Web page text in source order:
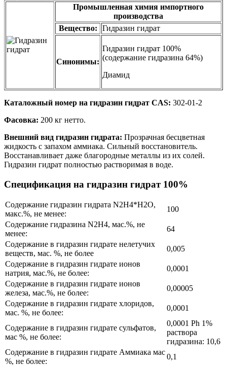
Промышленная химия импортного
производства
Вещество:
Гидразин гидрат
Синонимы:
Гидразин гидрат 100%
(содержание гидразина 64%)
Диамид
Каталожный номер на гидразин гидрат CAS: 302-01-2
Фасовка: 200 кг нетто.
Внешний вид гидразин гидрата: Прозрачная бесцветная
жидкость с запахом аммиака. Сильный восстановитель.
Восстанавливает даже благородные металлы из их солей.
Гидразин гидрат полностью растворимая в воде.
Спецификация на гидразин гидрат 100%
Содержание гидразин гидрата N2H4*H2O,
макс.%, не менее:
100
Содержание гидразина N2H4, мас.%, не
менее:
64
Содержание в гидразин гидрате нелетучих
веществ, мас. %, не более
0,005
Содержание в гидразин гидрате ионов
натрия, мас.%, не более:
0,0001
Содержание в гидразин гидрате ионов
железа, мас.%, не более:
0,00005
Содержание в гидразин гидрате хлоридов,
мас. %, не более:
0,0001
Содержание в гидразин гидрате сульфатов,
мас %, не более:
0,0001 Ph 1%
раствора
гидразина: 10,6
Содержание в гидразин гидрате Аммиака мас
%, не более:
0,1